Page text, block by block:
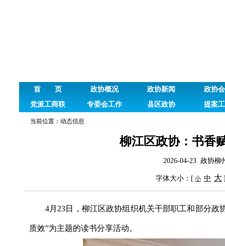
首 页 政协概况 政协新闻
政协
党派工商联
专委会工作 县区政协 提案
当前位置： 动态信息
柳江区政协：书香
2026-04-23 政协
字体大小：[ 小 中 大
4月 23日，柳江区政协组织机关干部职工和部分政
质效”为主题的读书分享活动。